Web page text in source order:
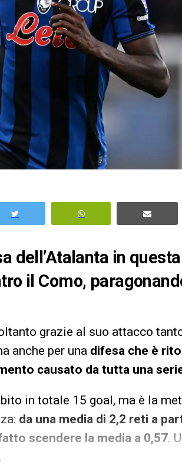
dell’Atalanta in
il Como,
grazie al suo attacco
anche per una difesa che è
causato da tutta una
in totale 15 goal, ma è la
da una media di 2,2 reti a
scendere la media a 0,57.